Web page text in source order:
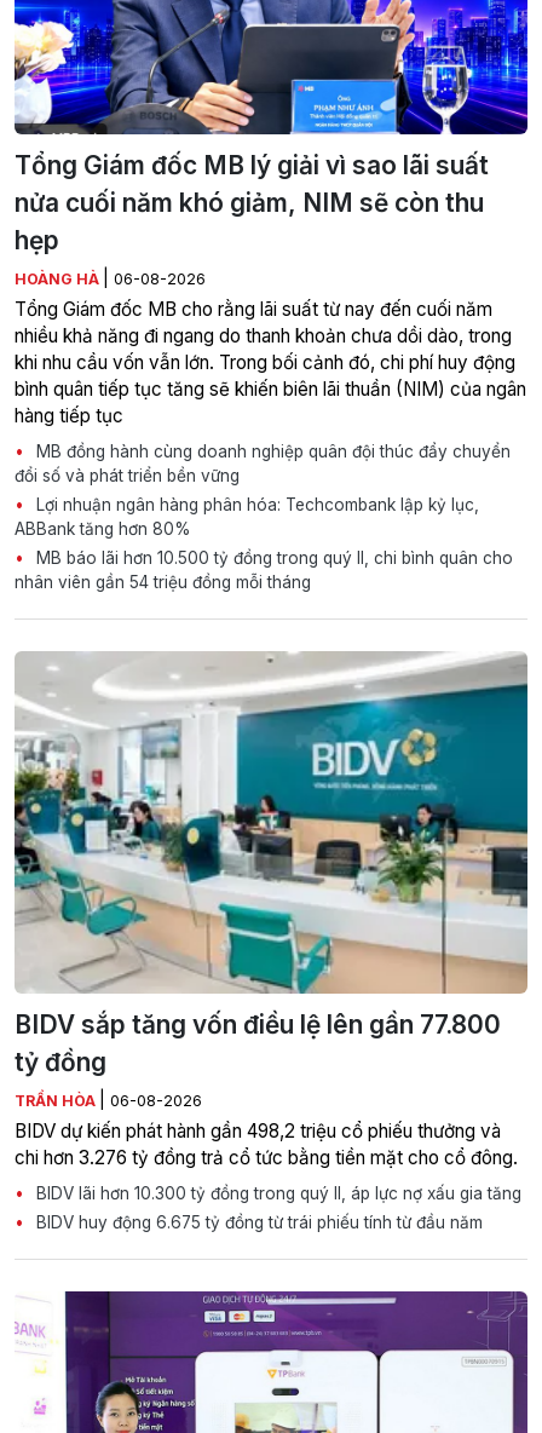
Tổng Giám đốc MB lý giải vì sao lãi suất
nửa cuối năm khó giảm, NIM sẽ còn thu
hẹp
HOÀNG HÀ 06-08-2026
Tổng Giám đốc MB cho rằng lãi suất từ nay đến cuối năm
nhiều khả năng đi ngang do thanh khoản chưa dồi dào, trong
khi nhu cầu vốn vẫn lớn. Trong bối cảnh đó, chi phí huy động
bình quân tiếp tục tăng sẽ khiến biên lãi thuần (NIM) của ngân
hàng tiếp tục
MB đồng hành cùng doanh nghiệp quân đội thúc đẩy chuyển
đổi số và phát triển bền vững
Lợi nhuận ngân hàng phân hóa: Techcombank lập kỷ lục,
ABBank tăng hơn 80%
MB báo lãi hơn 10.500 tỷ đồng trong quý II, chi bình quân cho
nhân viên gần 54 triệu đồng mỗi tháng
BIDV sắp tăng vốn điều lệ lên gần 77.800
tỷ đồng
TRẦN HÒA 06-08-2026
BIDV dự kiến phát hành gần 498,2 triệu cổ phiếu thưởng và
chi hơn 3.276 tỷ đồng trả cổ tức bằng tiền mặt cho cổ đông.
BIDV lãi hơn 10.300 tỷ đồng trong quý II, áp lực nợ xấu gia tăng
BIDV huy động 6.675 tỷ đồng từ trái phiếu tính từ đầu năm